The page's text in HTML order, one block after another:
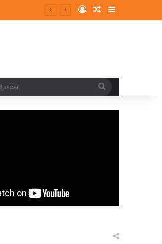
Log InRandom Article
Sidebar